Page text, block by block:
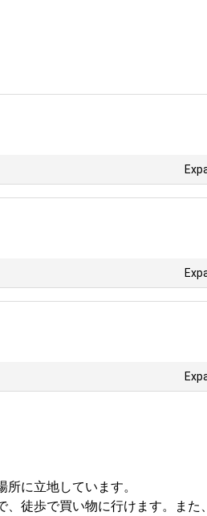
に立地しています。
徒歩で買い物に行けます。また